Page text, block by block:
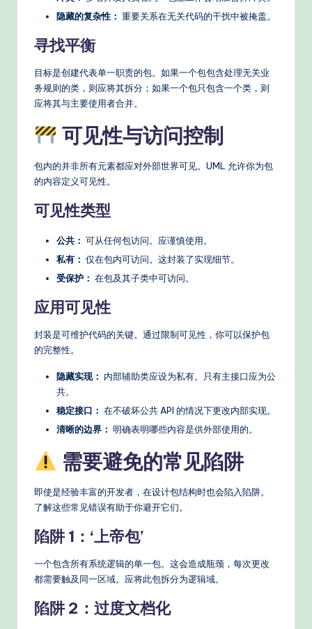
隐藏的复杂性： 重要关系在无关代码的干扰中被掩盖。
寻找平衡
目标是创建代表单一职责的包。如果一个包包含处理无关业
务规则的类，则应将其拆分；如果一个包只包含一个类，则
应将其与主要使用者合并。
可见性与访问控制
包内的并非所有元素都应对外部世界可见。UML 允许你为包
的内容定义可见性。
可见性类型
公共： 可从任何包访问。应谨慎使用。
私有： 仅在包内可访问。这封装了实现细节。
受保护： 在包及其子类中可访问。
应用可见性
封装是可维护代码的关键。通过限制可见性，你可以保护包
的完整性。
隐藏实现： 内部辅助类应设为私有。只有主接口应为公
共。
稳定接口： 在不破坏公共 API 的情况下更改内部实现。
清晰的边界： 明确表明哪些内容是供外部使用的。
需要避免的常见陷阱
即使是经验丰富的开发者，在设计包结构时也会陷入陷阱。
了解这些常见错误有助于你避开它们。
陷阱 1：‘上帝包’
一个包含所有系统逻辑的单一包。这会造成瓶颈，每次更改
都需要触及同一区域。应将此包拆分为逻辑域。
陷阱 2：过度文档化